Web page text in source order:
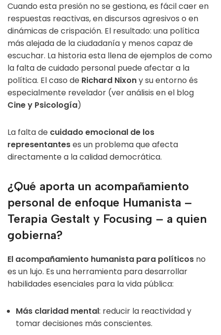
Cuando esta presión no se gestiona, es fácil caer en
respuestas reactivas, en discursos agresivos o en
dinámicas de crispación. El resultado: una política
más alejada de la ciudadanía y menos capaz de
escuchar. La historia esta llena de ejemplos de como
la falta de cuidado personal puede afectar a la
política. El caso de Richard Nixony su entorno és
especialmente revelador (ver análisis en el blog
Cine y Psicología)
La falta de cuidado emocional de los
representanteses un problema que afecta
directamente a la calidad democrática.
¿Qué aporta un acompañamiento
personal de enfoque Humanista –
Terapia Gestalt y Focusing – a quien
gobierna?
El acompañamiento humanista para políticos no
es un lujo. Es una herramienta para desarrollar
habilidades esenciales para la vida pública:
Más claridad mental: reducir la reactividad y
tomar decisiones más conscientes.